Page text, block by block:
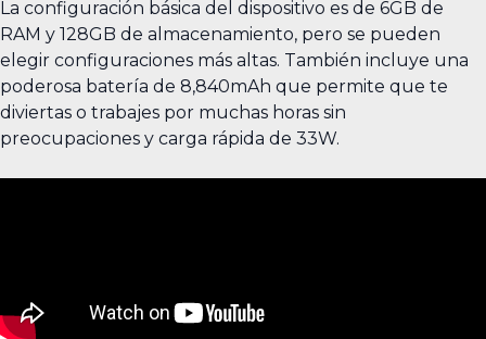
La configuración básica del dispositivo es de 6GB de
RAM y 128GB de almacenamiento, pero se pueden
elegir configuraciones más altas. También incluye una
poderosa batería de 8,840mAh que permite que te
diviertas o trabajes por muchas horas sin
preocupaciones y carga rápida de 33W.